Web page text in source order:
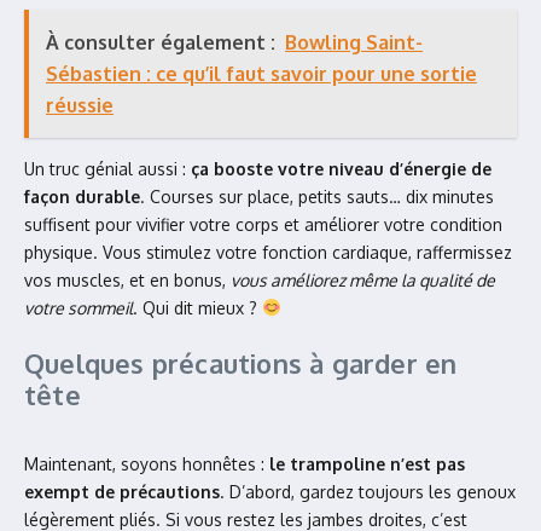
À consulter également : Bowling Saint-
Sébastien : ce qu’il faut savoir pour une sortie
réussie
Un truc génial aussi : ça booste votre niveau d’énergie de
façon durable. Courses sur place, petits sauts… dix minutes
suffisent pour vivifier votre corps et améliorer votre condition
physique. Vous stimulez votre fonction cardiaque, raffermissez
vos muscles, et en bonus, vous améliorez même la qualité de
votre sommeil. Qui dit mieux ?
Quelques précautions à garder en
tête
Maintenant, soyons honnêtes : le trampoline n’est pas
exempt de précautions. D’abord, gardez toujours les genoux
légèrement pliés. Si vous restez les jambes droites, c’est